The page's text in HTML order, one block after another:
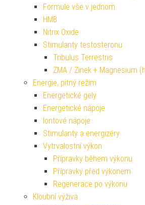
Formule vše v jednom
HMB
Nitrix Oxide
Stimulanty testosteronu
Tribulus Terrestris
ZMA / Zinek + Magnesium
Energie, pitný režim
Energetické gely
Energetické nápoje
Iontové nápoje
Stimulanty a energizéry
Vytrvalostní výkon
Přípravky během výkonu
Přípravky před výkonem
Regenerace po výkonu
Kloubní výživa